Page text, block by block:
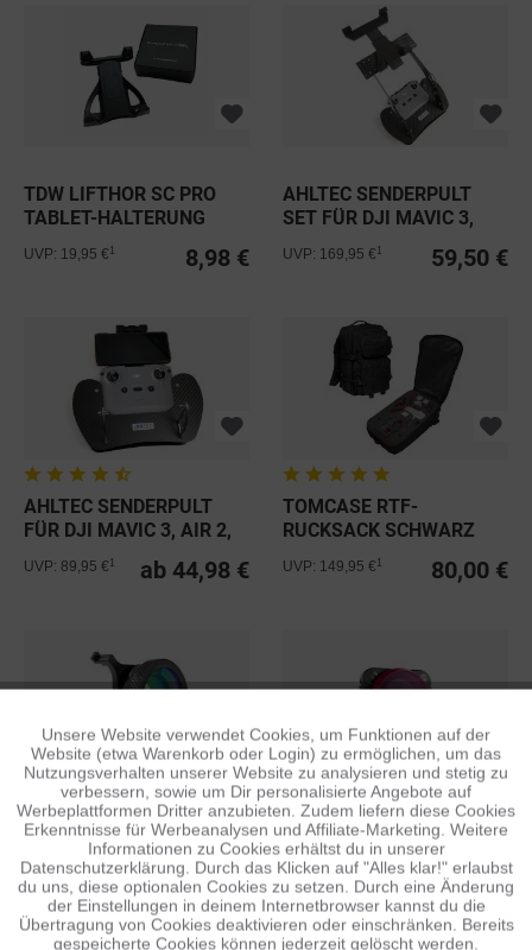
TDW LIFTHOR SC PRO
TABLET-HALTERUNG
8,98 €
UVP: 19,95 €
AHLTEC SENDERPULT
SET FÜR DJI MAVIC 3,
59,50 €
UVP: 169,95 €
AHLTEC SENDERPULT
FÜR DJI MAVIC 3, AIR 2,
ab 44,98 €
UVP: 89,95 €
TOMCASE RTF-
RUCKSACK SCHWARZ
INLAY SCHWARZ/ROT...
80,00 €
UVP: 149,95 €
ULANZI DR-04
ULTRAWEIT-LINSE FÜR
MAVIC AIR 2
19,95 €
PGYTECH VND-FILTER 6-
9STOP FÜR MAVIC AIR 2
12,48 €
UVP: 34,95 € 1
Funktionale Aktiv
Tracking Inaktiv
Personalisierung Inaktiv
Unsere Website verwendet Cookies, um Funktionen auf der
Website (etwa Warenkorb oder Login) zu ermöglichen, um das
Nutzungsverhalten unserer Website zu analysieren und stetig zu
verbessern, sowie um Dir personalisierte Angebote auf
Werbeplattformen Dritter anzubieten. Zudem liefern diese Cookies
Erkenntnisse für Werbeanalysen und Affiliate-Marketing. Weitere
Informationen zu Cookies erhältst du in unserer
Datenschutzerklärung. Durch das Klicken auf "Alles klar!" erlaubst
du uns, diese optionalen Cookies zu setzen. Durch eine Änderung
der Einstellungen in deinem Internetbrowser kannst du die
Übertragung von Cookies deaktivieren oder einschränken. Bereits
gespeicherte Cookies können jederzeit gelöscht werden.